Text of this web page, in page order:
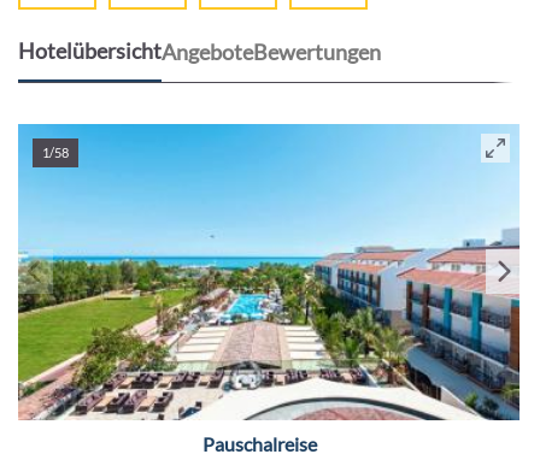
HotelübersichtAngeboteBewertungen
1/58
Pauschalreise